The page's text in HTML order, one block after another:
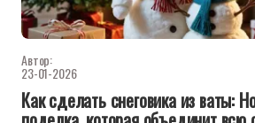
Автор:
23-01-2026
Как сделать снеговика из ваты: